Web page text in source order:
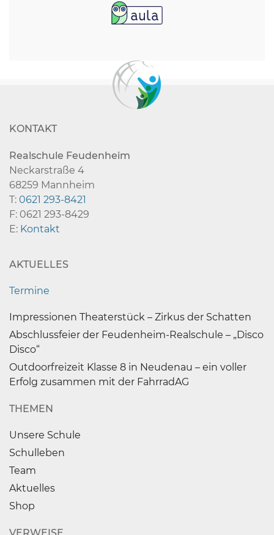
KONTAKT
Realschule Feudenheim
Neckarstraße 4
68259 Mannheim
T: 0621 293-8421
F: 0621 293-8429
E: Kontakt
AKTUELLES
Termine
Impressionen Theaterstück – Zirkus der Schatten
Abschlussfeier der Feudenheim-Realschule – „Disco
Disco“
Outdoorfreizeit Klasse 8 in Neudenau – ein voller
Erfolg zusammen mit der FahrradAG
THEMEN
Unsere Schule
Schulleben
Team
Aktuelles
Shop